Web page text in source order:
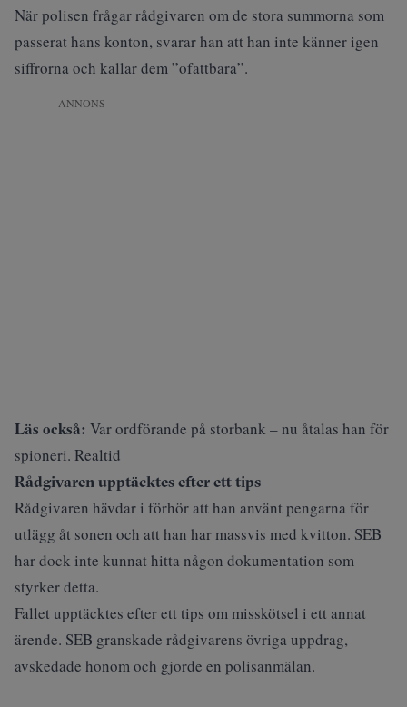
När polisen frågar rådgivaren om de stora summorna som
passerat hans konton, svarar han att han inte känner igen
siffrorna och kallar dem ”ofattbara”.
ANNONS
Läs också: Var ordförande på storbank – nu åtalas han för
spioneri. Realtid
Rådgivaren upptäcktes efter ett tips
Rådgivaren hävdar i förhör att han använt pengarna för
utlägg åt sonen och att han har massvis med kvitton. SEB
har dock inte kunnat hitta någon dokumentation som
styrker detta.
Fallet upptäcktes efter ett tips om misskötsel i ett annat
ärende. SEB granskade rådgivarens övriga uppdrag,
avskedade honom och gjorde en polisanmälan.